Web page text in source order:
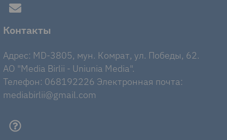
Контакты
Адрес: MD-3805, мун. Комрат, ул. Победы, 62.
AO "Media Birlii - Uniunia Media".
Телефон: 068192226 Электронная почта:
mediabirlii@gmail.com